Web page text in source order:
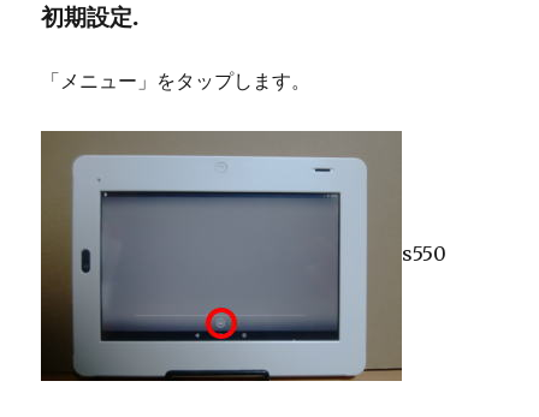
初期設定.
「メニュー」をタップします。
s550